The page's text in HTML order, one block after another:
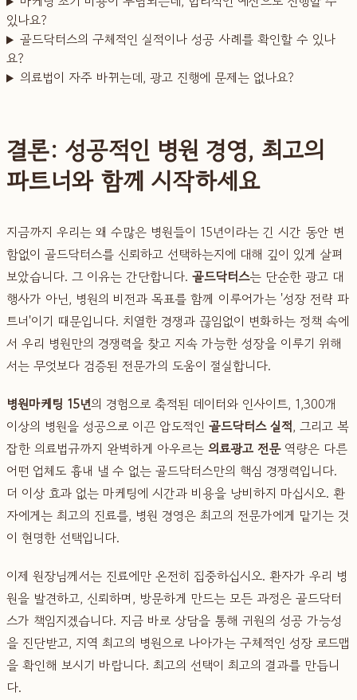
있나요?
골드닥터스의 구체적인 실적이나 성공 사례를 확인할 수 있나
요?
의료법이 자주 바뀌는데, 광고 진행에 문제는 없나요?
결론: 성공적인 병원 경영, 최고의
파트너와 함께 시작하세요
지금까지 우리는 왜 수많은 병원들이 15년이라는 긴 시간 동안 변
함없이 골드닥터스를 신뢰하고 선택하는지에 대해 깊이 있게 살펴
보았습니다. 그 이유는 간단합니다. 골드닥터스는 단순한 광고 대
행사가 아닌, 병원의 비전과 목표를 함께 이루어가는 '성장 전략 파
트너'이기 때문입니다. 치열한 경쟁과 끊임없이 변화하는 정책 속에
서 우리 병원만의 경쟁력을 찾고 지속 가능한 성장을 이루기 위해
서는 무엇보다 검증된 전문가의 도움이 절실합니다.
병원마케팅 15년의 경험으로 축적된 데이터와 인사이트, 1,300개
이상의 병원을 성공으로 이끈 압도적인 골드닥터스 실적, 그리고 복
잡한 의료법규까지 완벽하게 아우르는 의료광고 전문역량은 다른
어떤 업체도 흉내 낼 수 없는 골드닥터스만의 핵심 경쟁력입니다.
더 이상 효과 없는 마케팅에 시간과 비용을 낭비하지 마십시오. 환
자에게는 최고의 진료를, 병원 경영은 최고의 전문가에게 맡기는 것
이 현명한 선택입니다.
이제 원장님께서는 진료에만 온전히 집중하십시오. 환자가 우리 병
원을 발견하고, 신뢰하며, 방문하게 만드는 모든 과정은 골드닥터
스가 책임지겠습니다. 지금 바로 상담을 통해 귀원의 성공 가능성
을 진단받고, 지역 최고의 병원으로 나아가는 구체적인 성장 로드맵
을 확인해 보시기 바랍니다. 최고의 선택이 최고의 결과를 만듭니
다.